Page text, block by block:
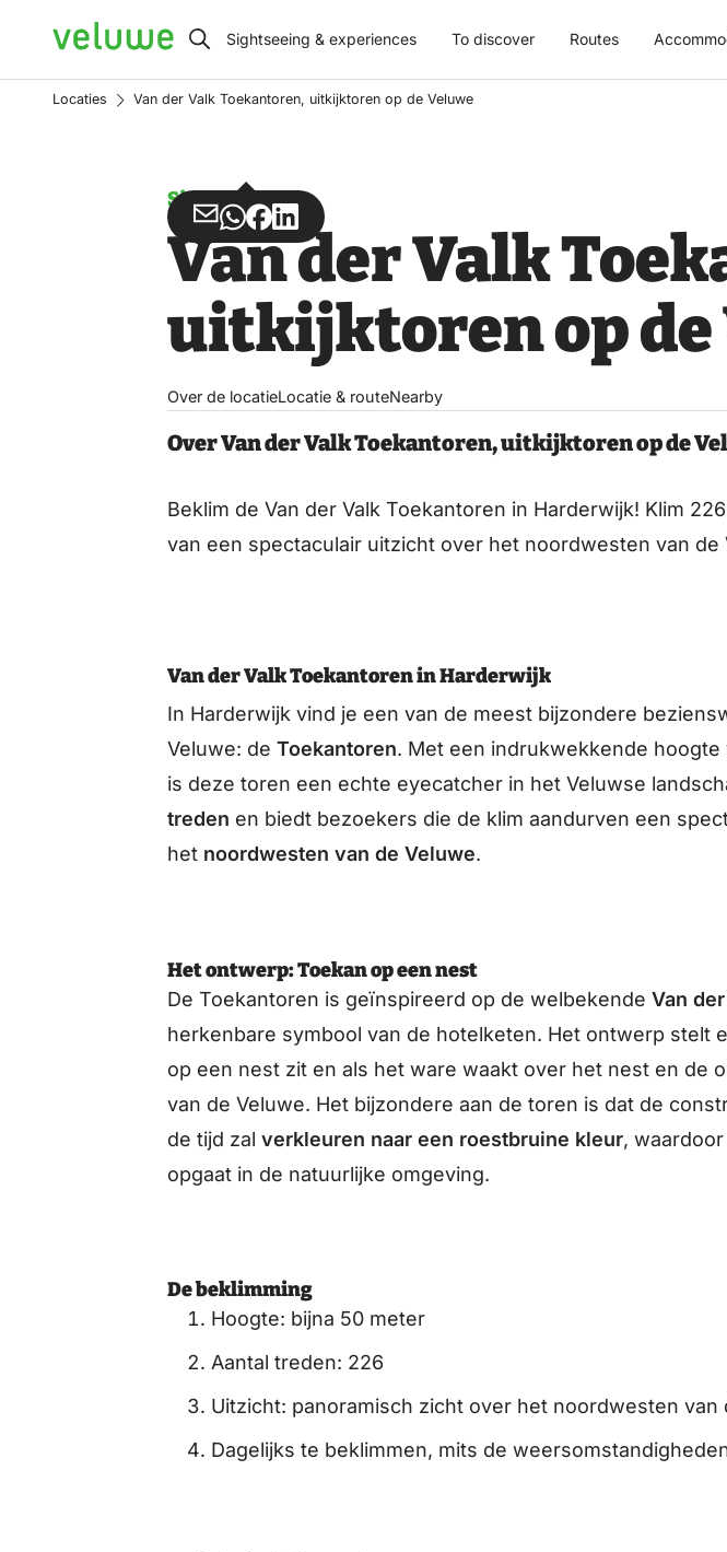
Veluwe Sightseeing & experiences To discover Routes
Locaties Van der Valk Toekantoren, uitkijktoren op de Veluwe
Sight
Share
via
Share
via
Share
on
Share
on
Van der Valk
uitkijktoren op de
Over de locatieLocatie & routeNearby
Over Van der Valk Toekantoren, uitkijktoren op de
Beklim de Van der Valk Toekantoren in Harderwijk! Klim
van een spectaculair uitzicht over het noordwesten van de
Van der Valk Toekantoren in Harderwijk
In Harderwijk vind je een van de meest bijzondere
Veluwe: deToekantoren. Met een indrukwekkende hoogte
is deze toren een echte eyecatcher in het Veluwse
treden en biedt bezoekers die de klim aandurven een
het noordwesten van de Veluwe.
Het ontwerp: Toekan op een nest
De Toekantoren is geïnspireerd op de welbekendeVan
herkenbare symbool van de hotelketen. Het ontwerp stelt
op een nest zit en als het ware waakt over het nest en de
van de Veluwe. Het bijzondere aan de toren is dat de
de tijd zalverkleuren naar een roestbruine kleur,
opgaat in de natuurlijke omgeving.
De beklimming
Hoogte: bijna 50 meter
Aantal treden: 226
Uitzicht: panoramisch zicht over het noordwesten van
Dagelijks te beklimmen, mits de